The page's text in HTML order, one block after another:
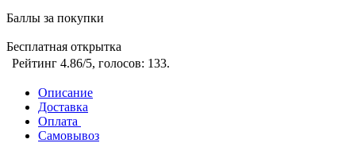
Баллы за покупки
Бесплатная открытка
Рейтинг 4.86/5, голосов: 133.
Описание
Доставка
Оплата
Самовывоз